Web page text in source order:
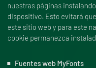
nuestras páginas
dispositivo. Esto evitará
este sitio web y para este
cookie permanezca
Fuentes web MyFonts